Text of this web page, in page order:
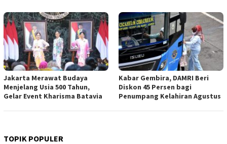
Jakarta Merawat Budaya
Menjelang Usia 500 Tahun,
Gelar Event Kharisma Batavia
Kabar Gembira, DAMRI Beri
Diskon 45 Persen bagi
Penumpang Kelahiran Agustus
TOPIK POPULER